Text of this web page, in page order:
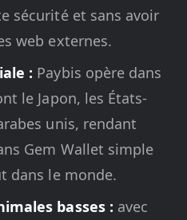
sécurité et sans avoir
web externes.
: Paybis opère dans
le Japon, les États-
unis, rendant
Gem Wallet simple
dans le monde.
basses : avec